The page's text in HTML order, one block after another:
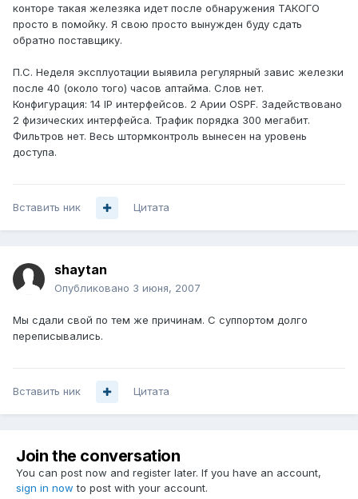
конторе такая железяка идет после обнаружения ТАКОГО
просто в помойку. Я свою просто вынужден буду сдать
обратно поставщику.
П.С. Неделя эксплуотации выявила регулярный завис железки
после 40 (около того) часов аптайма. Слов нет.
Конфигурация: 14 IP интерфейсов. 2 Арии OSPF. Задействовано
2 физических интерфейса. Трафик порядка 300 мегабит.
Фильтров нет. Весь штормконтроль вынесен на уровень
доступа.
Вставить ник Цитата
shaytan
Опубликовано 3 июня, 2007
Мы сдали свой по тем же причинам. С суппортом долго
переписывались.
Вставить ник Цитата
Join the conversation
You can post now and register later. If you have an account,
sign in now to post with your account.